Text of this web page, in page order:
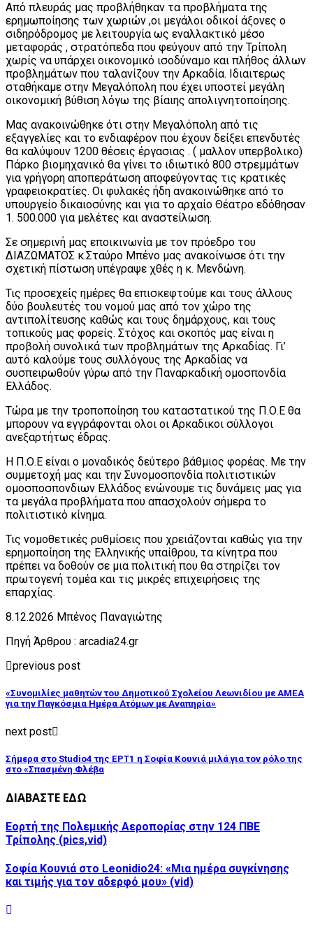
Από πλευράς μας προβλήθηκαν τα προβλήματα της
ερημωποίησης των χωριών ,οι μεγάλοι οδικοί άξονες ο
σιδηρόδρομος με λειτουργία ως εναλλακτικό μέσο
μεταφοράς , στρατόπεδα που φεύγουν από την Τρίπολη
χωρίς να υπάρχει οικονομικό ισοδύναμο και πλήθος άλλων
προβλημάτων που ταλανίζουν την Αρκαδία. Ιδιαιτερως
σταθήκαμε στην Μεγαλόπολη που έχει υποστεί μεγάλη
οικονομική βύθιση λόγω της βίαιης απολιγνητοποίησης.
Μας ανακοινώθηκε ότι στην Μεγαλόπολη από τις
εξαγγελίες και το ενδιαφέρον που έχουν δείξει επενδυτές
θα καλύψουν 1200 θέσεις έργασιας . ( μαλλον υπερβολικο)
Πάρκο βιομηχανικό θα γίνει το ιδιωτικό 800 στρεμμάτων
για γρήγορη αποπεράτωση αποφεύγοντας τις κρατικές
γραφειοκρατίες. Οι φυλακές ήδη ανακοινώθηκε από το
υπουργείο δικαιοσύνης και για το αρχαίο Θέατρο εδόθησαν
1. 500.000 για μελέτες και αναστείλωση.
Σε σημερινή μας εποικινωνία με τον πρόεδρο του
ΔΙΑΖΩΜΑΤΟΣ κ.Σταύρο Μπένο μας ανακοίνωσε ότι την
σχετική πίστωση υπέγραψε χθές η κ. Μενδώνη.
Τις προσεχείς ημέρες θα επισκεφτούμε και τους άλλους
δύο βουλευτές του νομού μας από τον χώρο της
αντιπολίτευσης καθώς και τους δημάρχους, και τους
τοπικούς μας φορείς. Στόχος και σκοπός μας είναι η
προβολή συνολικά των προβλημάτων της Αρκαδίας. Γι’
αυτό καλούμε τους συλλόγους της Αρκαδίας να
συσπειρωθούν γύρω από την Παναρκαδική ομοσπονδία
Ελλάδος.
Τώρα με την τροποποίηση του καταστατικού της Π.Ο.Ε θα
μπορουν να εγγράφονται ολοι οι Αρκαδικοι σύλλογοι
ανεξαρτήτως έδρας.
Η Π.Ο.Ε είναι ο μοναδικός δεύτερο βάθμιος φορέας. Με την
συμμετοχή μας και την Συνομοσπονδία πολιτιστικών
ομοσποσπονδιων Ελλάδος ενώνουμε τις δυνάμεις μας για
τα μεγάλα προβλήματα που απασχολούν σήμερα το
πολιτιστικό κίνημα.
Τις νομοθετικές ρυθμίσεις που χρειάζονται καθώς για την
ερημοποίηση της Ελληνικής υπαίθρου, τα κίνητρα που
πρέπει να δοθούν σε μια πολιτική που θα στηρίζει τον
πρωτογενή τομέα και τις μικρές επιχειρήσεις της
επαρχίας.
8.12.2026 Μπένος Παναγιώτης
Πηγή Άρθρου : arcadia24.gr
previous post
«Συνομιλίες μαθητών του Δημοτικού Σχολείου Λεωνιδίου με ΑΜΕΑ
για την Παγκόσμια Ημέρα Ατόμων με Αναπηρία»
next post
Σήμερα στο Studio4 της ΕΡΤ1 η Σοφία Κουνιά μιλά για τον ρόλο της
στο «Σπασμένη Φλέβα
ΔΙΑΒΑΣΤΕ ΕΔΩ
Εορτή της Πολεμικής Αεροπορίας στην 124 ΠΒΕ
Τρίπολης (pics,vid)
Σοφία Κουνιά στο Leonidio24: «Μια ημέρα συγκίνησης
και τιμής για τον αδερφό μου» (vid)